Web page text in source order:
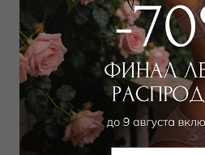
Забронировать
Вам может подойти